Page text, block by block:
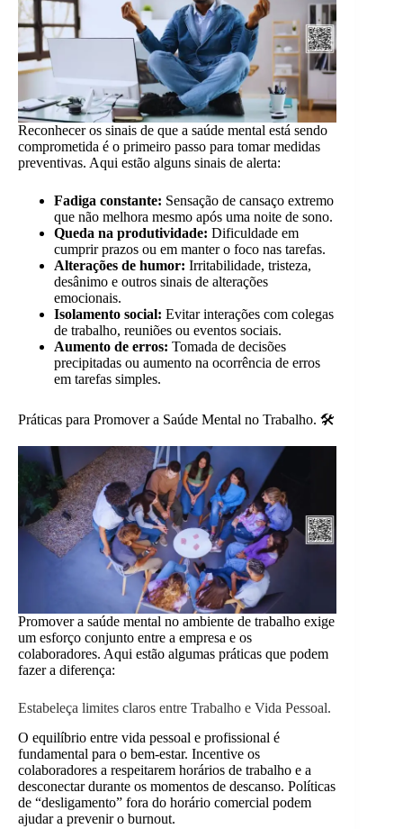
Reconhecer os sinais de que a saúde mental está sendo
comprometida é o primeiro passo para tomar medidas
preventivas. Aqui estão alguns sinais de alerta:
Fadiga constante: Sensação de cansaço extremo
que não melhora mesmo após uma noite de sono.
Queda na produtividade: Dificuldade em
cumprir prazos ou em manter o foco nas tarefas.
Alterações de humor: Irritabilidade, tristeza,
desânimo e outros sinais de alterações
emocionais.
Isolamento social: Evitar interações com colegas
de trabalho, reuniões ou eventos sociais.
Aumento de erros: Tomada de decisões
precipitadas ou aumento na ocorrência de erros
em tarefas simples.
Práticas para Promover a Saúde Mental no Trabalho. 🛠
Promover a saúde mental no ambiente de trabalho exige
um esforço conjunto entre a empresa e os
colaboradores. Aqui estão algumas práticas que podem
fazer a diferença:
Estabeleça limites claros entre Trabalho e Vida Pessoal.
O equilíbrio entre vida pessoal e profissional é
fundamental para o bem-estar. Incentive os
colaboradores a respeitarem horários de trabalho e a
desconectar durante os momentos de descanso. Políticas
de “desligamento” fora do horário comercial podem
ajudar a prevenir o burnout.